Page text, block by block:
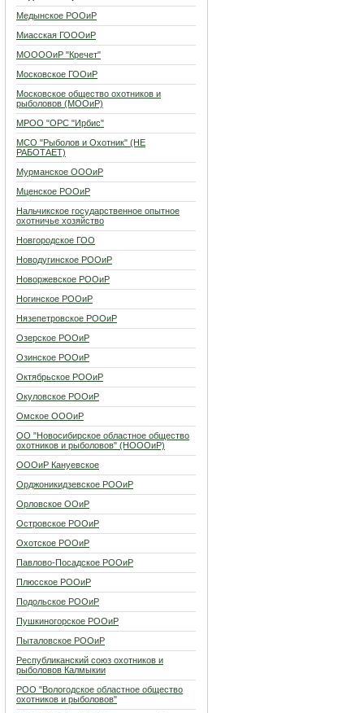
Медынское РООиР
Миасская ГОООиР
МООООиР "Кречет"
Московское ГООиР
Московское общество охотников и
рыболовов (МООиР)
МРОО "ОРС "Ирбис"
МСО "Рыболов и Охотник" (НЕ
РАБОТАЕТ)
Мурманское ОООиР
Мценское РООиР
Нальчикское государственное опытное
охотничье хозяйство
Новгородское ГОО
Новодугинское РООиР
Новоржевское РООиР
Ногинское РООиР
Нязепетровское РООиР
Озерское РООиР
Озинское РООиР
Октябрьское РООиР
Окуловское РООиР
Омское ОООиР
ОО "Новосибирское областное общество
охотников и рыболовов" (НОООиР)
ОООиР Кануевское
Орджоникидзевское РООиР
Орловское ООиР
Островское РООиР
Охотское РООиР
Павлово-Посадское РООиР
Плюсское РООиР
Подольское РООиР
Пушкиногорское РООиР
Пыталовское РООиР
Республиканский союз охотников и
рыболовов Калмыкии
РОО "Вологодское областное общество
охотников и рыболовов"